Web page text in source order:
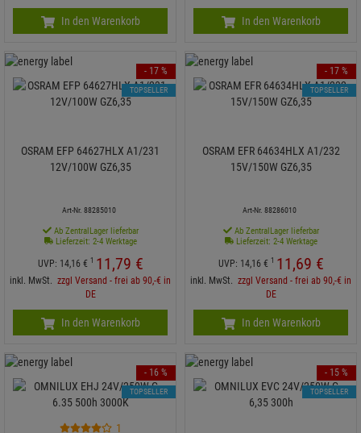
In den Warenkorb In den Warenkorb
OSRAM EFP 64627HLX A1/231
12V/100W GZ6,35
Art-Nr. 88285010
Ab ZentralLager lieferbar
Lieferzeit: 2-4 Werktage
UVP: 14, 16 € 1 11,79 €
inkl. MwSt. zzgl Versand - frei ab 90,-€ in
DE
- 17 %
TOPSELLER
In den Warenkorb
OSRAM EFR 64634HLX A1/232
15V/150W GZ6,35
Art-Nr. 88286010
Ab ZentralLager lieferbar
Lieferzeit: 2-4 Werktage
UVP: 14, 16 € 1 11,69 €
inkl. MwSt. zzgl Versand - frei ab 90,-€ in
DE
- 17 %
TOPSELLER
In den Warenkorb
1
- 16 %
TOPSELLER
- 15 %
TOPSELLER